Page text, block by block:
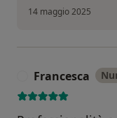
14 maggio 2025
Francesca